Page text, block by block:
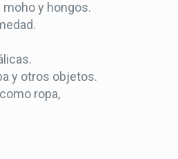
y hongos.
y otros objetos.
ropa,